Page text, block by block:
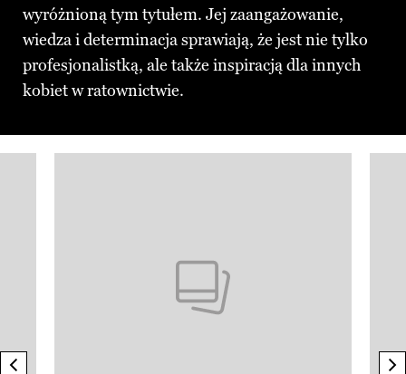
wyróżnioną tym tytułem. Jej zaangażowanie,
wiedza i determinacja sprawiają, że jest nie tylko
profesjonalistką, ale także inspiracją dla innych
kobiet w ratownictwie.
previous element